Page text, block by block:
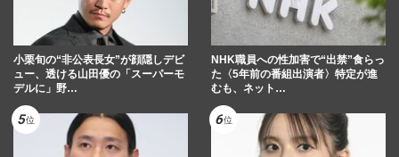
小栗旬の“非公表長女”が顔隠しデビ
ュー、透ける山田優の「スーパーモ
デルに」野…
NHK職員への性加害で“出禁”食らっ
た〈5年前の番組出演者〉特定が進
むも、ネット…